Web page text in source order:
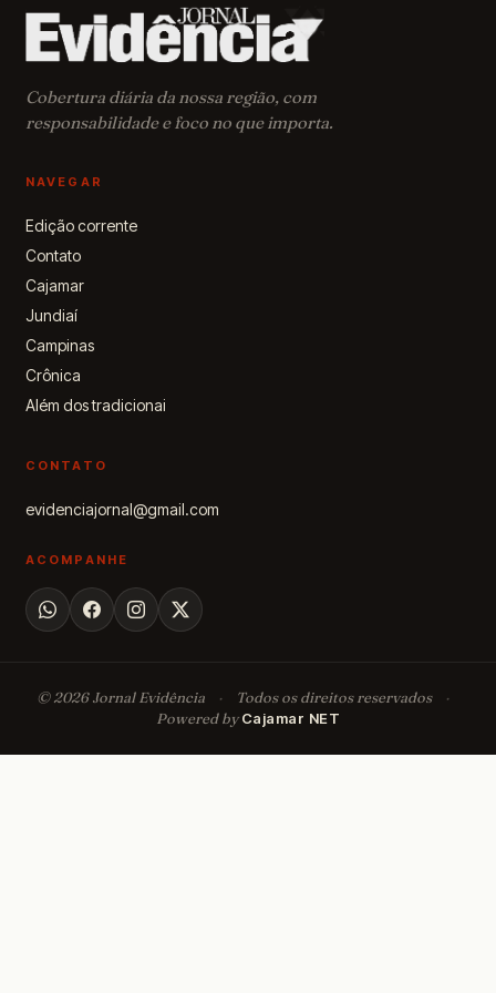
saúde,
educação,
acolhimento
às crianças
Cobertura diária da nossa região, com
responsabilidade e foco no que importa.
NAVEGAR
Edição corrente
Contato
Cajamar
Jundiaí
Campinas
Crônica
Além dos tradicionai
CONTATO
evidenciajornal@gmail.com
ACOMPANHE
© 2026 Jornal Evidência · Todos os direitos reservados
·
Powered byCajamar NET